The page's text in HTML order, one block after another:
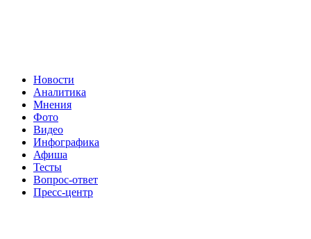
Новости
Аналитика
Мнения
Фото
Видео
Инфографика
Афиша
Тесты
Вопрос-ответ
Пресс-центр